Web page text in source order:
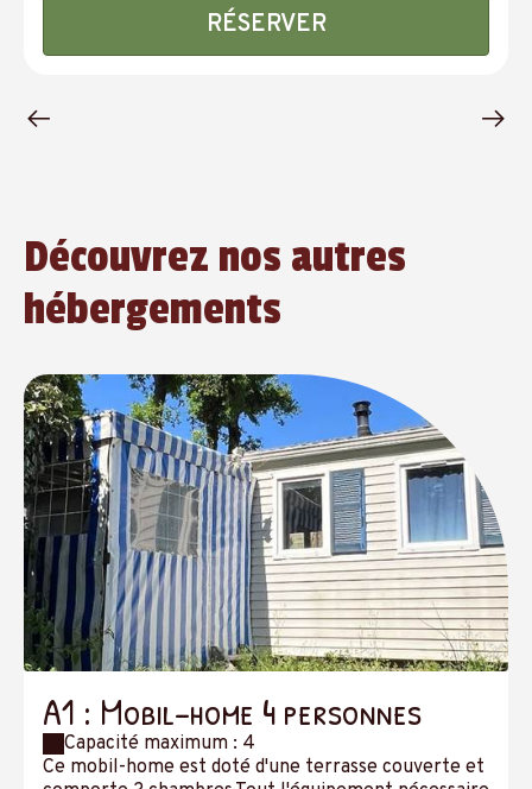
RÉSERVER
Découvrez nos autres
hébergements
A1 : Mobil-home 4 personnes
Capacité maximum : 4
Ce mobil-home est doté d'une terrasse couverte et